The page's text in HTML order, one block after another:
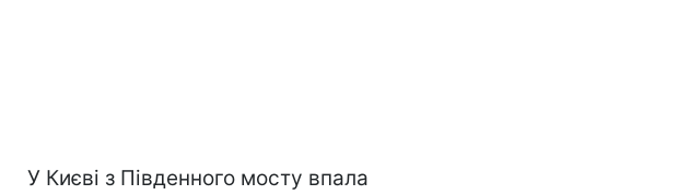
У Києві з Південного мосту впала